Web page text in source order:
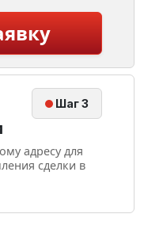
Шаг 3
адресу для
сделки в